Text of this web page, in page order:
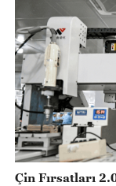
Çin Fırsatları